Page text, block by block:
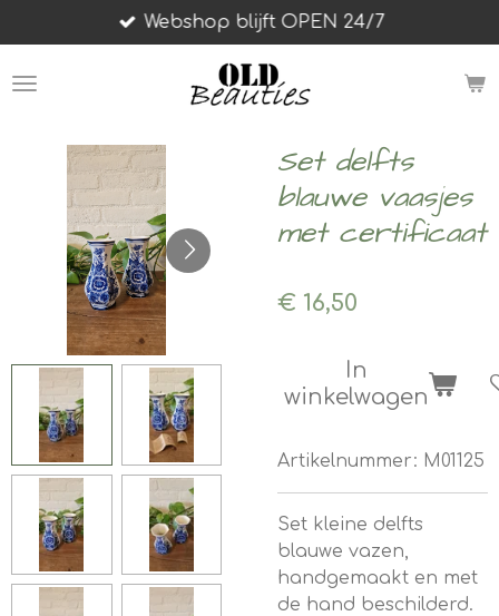
direct
naar
Webshop blijft OPEN 24/7
Set delfts
blauwe vaasjes
met certificaat
€ 16,50
In
winkelwagen
Artikelnummer: M01125
Set kleine delfts
blauwe vazen,
handgemaakt en met
de hand beschilderd.